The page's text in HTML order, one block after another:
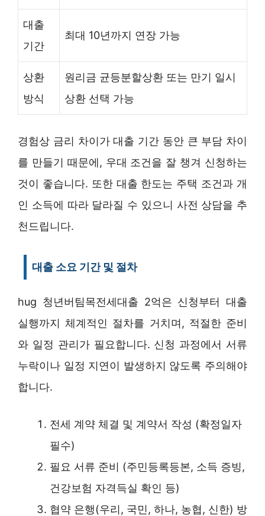
대출
기간
최대 10년까지 연장 가능
상환
방식
원리금 균등분할상환 또는 만기 일시
상환 선택 가능
경험상 금리 차이가 대출 기간 동안 큰 부담 차이
를 만들기 때문에, 우대 조건을 잘 챙겨 신청하는
것이 좋습니다. 또한 대출 한도는 주택 조건과 개
인 소득에 따라 달라질 수 있으니 사전 상담을 추
천드립니다.
대출 소요 기간 및 절차
hug 청년버팀목전세대출 2억은 신청부터 대출
실행까지 체계적인 절차를 거치며, 적절한 준비
와 일정 관리가 필요합니다. 신청 과정에서 서류
누락이나 일정 지연이 발생하지 않도록 주의해야
합니다.
전세 계약 체결 및 계약서 작성 (확정일자
필수)
필요 서류 준비 (주민등록등본, 소득 증빙,
건강보험 자격득실 확인 등)
협약 은행(우리, 국민, 하나, 농협, 신한) 방